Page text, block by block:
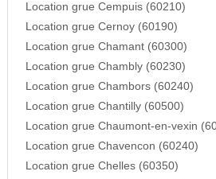
Location grue Cempuis (60210)
Location grue Cernoy (60190)
Location grue Chamant (60300)
Location grue Chambly (60230)
Location grue Chambors (60240)
Location grue Chantilly (60500)
Location grue Chaumont-en-vexin
Location grue Chavencon (60240)
Location grue Chelles (60350)